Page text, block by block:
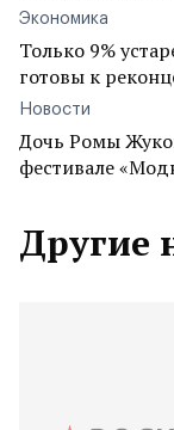
Экономика
Только 9%
готовы к
Новости
Дочь Ромы
фестивале
Другие